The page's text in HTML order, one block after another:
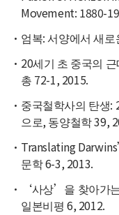
Movement: 1880-
엄복: 서양에서 새
20세기 초 중국의
총 72-1, 2015.
중국철학사의 탄생:
으로, 동양철학 39,
Translating
문학 6-3, 2013.
‘사상’을 찾아가
일본비평 6, 2012.